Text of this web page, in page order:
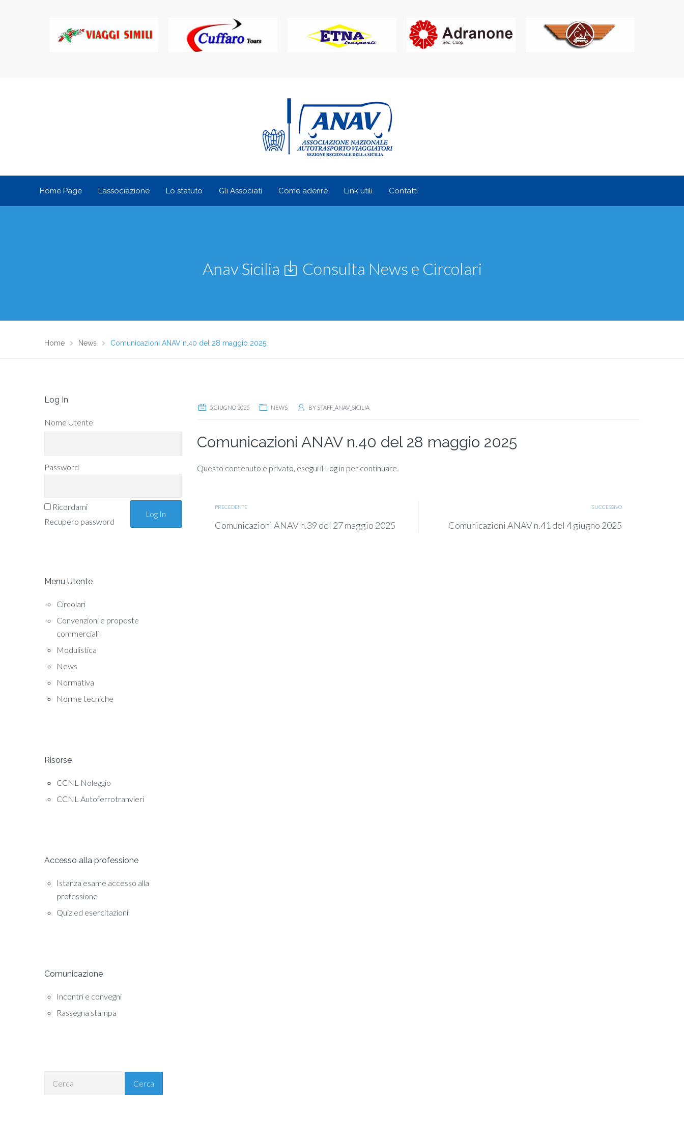
Home Page L’associazione Lo statuto Gli Associati Come aderire Link utili Contatti
Anav Sicilia Consulta News e Circolari
Home News Comunicazioni ANAV n.40 del 28 maggio 2025
Log In
Nome Utente
Password
Ricordami
Recupero password
Menu Utente
Circolari
Convenzioni e proposte
commerciali
Modulistica
News
Normativa
Norme tecniche
Risorse
CCNL Noleggio
CCNL Autoferrotranvieri
Accesso alla professione
Istanza esame accesso alla
professione
Quiz ed esercitazioni
Comunicazione
Incontri e convegni
Rassegna stampa
Cerca
5 GIUGNO 2025 NEWS BY STAFF_ANAV_SICILIA
Comunicazioni ANAV n.40 del 28 maggio 2025
Questo contenuto è privato, esegui il Log in per continuare.
PRECEDENTE
Comunicazioni ANAV n.39 del 27 maggio 2025
SUCCESSIVO
Comunicazioni ANAV n.41 del 4 giugno 2025